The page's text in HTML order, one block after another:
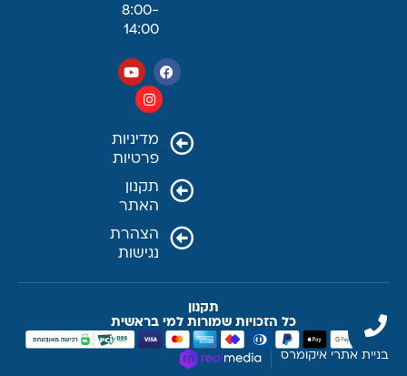
8:00-
14:00
מדיניות
פרטיות
תקנון
האתר
הצהרת
נגישות
תקנון
כל הזכויות שמורות למי בראשית
בניית אתרי איקומרס